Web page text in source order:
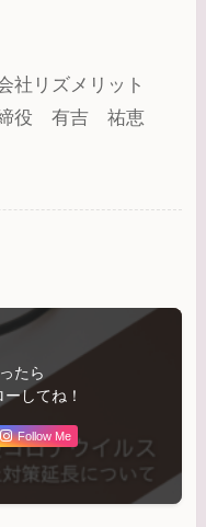
社リズメリット
役 有吉 祐恵
たら
してね！
Follow Me